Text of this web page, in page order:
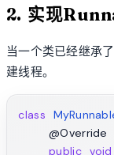
2. 实现
当一个类已经继承
建线程。
class
@Override
public void